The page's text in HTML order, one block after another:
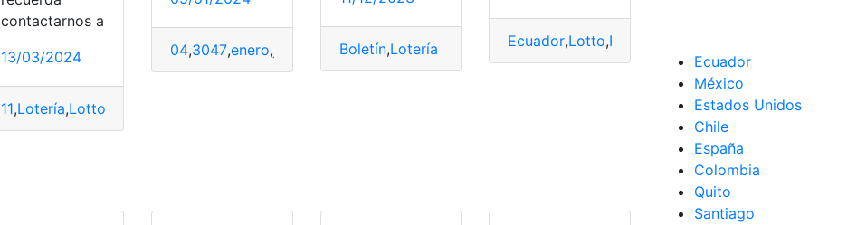
Lotto,Venezuela
contactarnos a
13/03/2024
11,Lotería,Lotto
04,3047,enero, Lotto,Resultados,
Boletín,Lotería Nacional Lotto,Premios,Resultados
Ecuador,Lotto,Premios
Ecuador
México
Estados Unidos
Chile
España
Colombia
Quito
Santiago